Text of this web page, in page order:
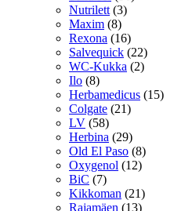
Nutrilett (3)
Maxim (8)
Rexona (16)
Salvequick (22)
WC-Kukka (2)
Ilo (8)
Herbamedicus (15)
Colgate (21)
LV (58)
Herbina (29)
Old El Paso (8)
Oxygenol (12)
BiC (7)
Kikkoman (21)
Rajamäen (13)